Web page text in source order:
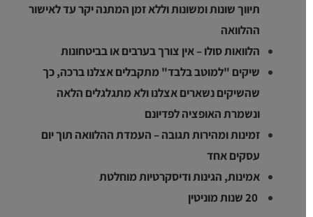
תיווך שונות ומשונות וללא זמן המתנה יקר עד לאישור
ההלוואה
הלוואות סולו – אין צורך בערבים או בביטחונות
שיקים "למוטב בלבד" מתקבלים אצלנו ברכה, כך
שהשיקים נשארים אצלנו ולא מתגלגלים הלאה
ונשמרת האופציה לפדיונם
זמינות ומהירות תגובה – העמדת ההלוואה תוך יום
עסקים אחד
אמינות, הגינות ודיסקרטיות מוחלטת